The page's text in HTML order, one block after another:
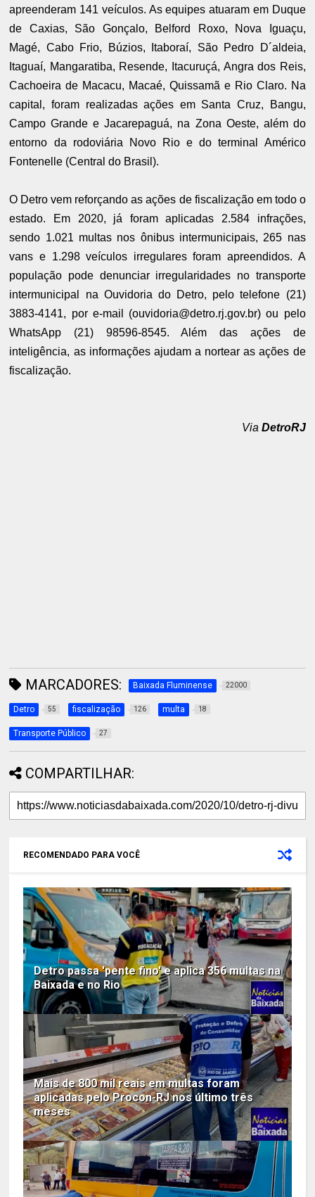
apreenderam 141 veículos. As equipes atuaram em Duque
de Caxias, São Gonçalo, Belford Roxo, Nova Iguaçu,
Magé, Cabo Frio, Búzios, Itaboraí, São Pedro D´aldeia,
Itaguaí, Mangaratiba, Resende, Itacuruçá, Angra dos Reis,
Cachoeira de Macacu, Macaé, Quissamã e Rio Claro. Na
capital, foram realizadas ações em Santa Cruz, Bangu,
Campo Grande e Jacarepaguá, na Zona Oeste, além do
entorno da rodoviária Novo Rio e do terminal Américo
Fontenelle (Central do Brasil).
O Detro vem reforçando as ações de fiscalização em todo o
estado. Em 2020, já foram aplicadas 2.584 infrações,
sendo 1.021 multas nos ônibus intermunicipais, 265 nas
vans e 1.298 veículos irregulares foram apreendidos. A
população pode denunciar irregularidades no transporte
intermunicipal na Ouvidoria do Detro, pelo telefone (21)
3883-4141, por e-mail (ouvidoria@detro.rj.gov.br) ou pelo
WhatsApp (21) 98596-8545. Além das ações de
inteligência, as informações ajudam a nortear as ações de
fiscalização.
Via DetroRJ
MARCADORES: Baixada Fluminense 22000
Detro 55 fiscalização 126 multa 18
Transporte Público 27
COMPARTILHAR:
RECOMENDADO PARA VOCÊ
Detro passa 'pente fino' e aplica 356 multas na
Baixada e no Rio
Mais de 800 mil reais em multas foram
aplicadas pelo Procon-RJ nos último três
meses